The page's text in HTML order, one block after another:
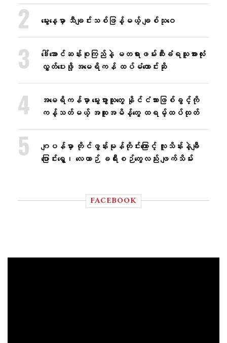
မွေးနေ့မှာ သီချင်းသစ်ဖြန့်မယ့် ချစ်သုဝေ
ဒေါ်အောင်ဆန်းစုကြည်နဲ့ မတရားဖမ်းဆီးခံရသူအားလုံး
လွှတ်ပေးဖို့ အမေရိကန် ထပ်မံတောင်းဆို
အမေရိကန်မှာ မွေးဖွားသူတွေ နိုင်ငံသားဖြစ်ခွင့်ကို
ကန့်သတ်မယ့် အထူးအမိန့်တွေ ထရမ့်ထပ်ထုတ်
ဂျပန်မှာ တိုင်ဖွန်းမုန်တိုင်းကြောင့် လူသိန်းနဲ့ချီ
ပြောင်းရွှေ့၊ လေယာဉ် ခရီးစဉ်တွေလည်း ဖျက်သိမ်း
FACEBOOK